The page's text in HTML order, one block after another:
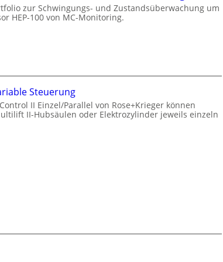
zur Schwingungs- und Zustandsüberwachung um
HEP-100 von MC-Monitoring.
Steuerung
II Einzel/Parallel von Rose+Krieger können
II-Hubsäulen oder Elektrozylinder jeweils einzeln